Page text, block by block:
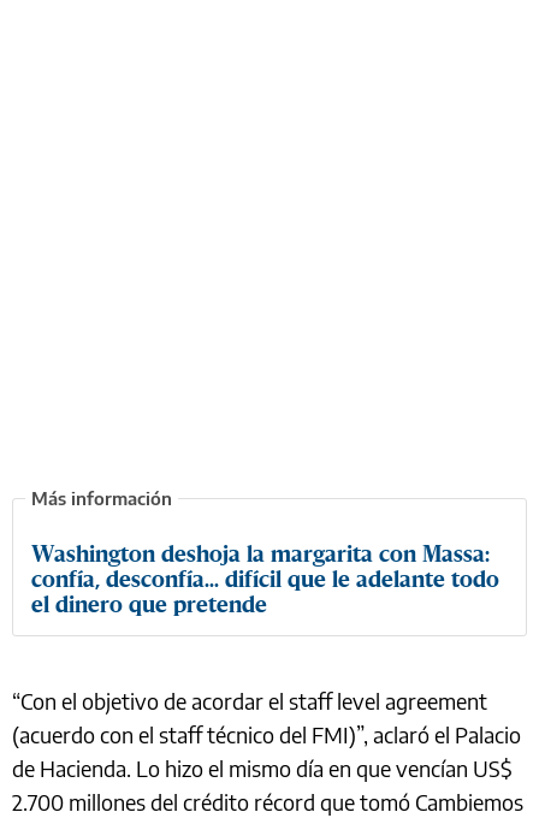
Washington deshoja la margarita con Massa:
confía, desconfía... difícil que le adelante todo
el dinero que pretende
“Con el objetivo de acordar el staff level agreement
(acuerdo con el staff técnico del FMI)”, aclaró el Palacio
de Hacienda. Lo hizo el mismo día en que vencían US$
2.700 millones del crédito récord que tomó Cambiemos